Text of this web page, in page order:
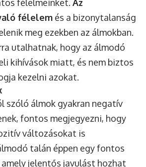
félelmeinket. Az
félelem és a bizonytalanság
meg ezekben az álmokban.
utalhatnak, hogy az álmodó
kihívások miatt, és nem biztos
kezelni azokat.
szóló álmok gyakran negatív
fontos megjegyezni, hogy
változásokat is
talán éppen egy fontos
jelentős javulást hozhat